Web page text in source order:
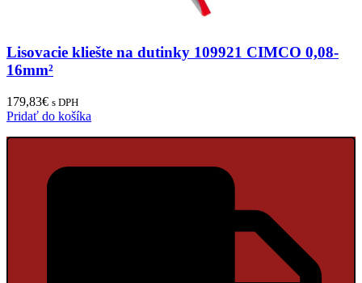
Lisovacie kliešte na dutinky 109921 CIMCO 0,08-
16mm²
179,83€ s DPH
Pridať do košíka